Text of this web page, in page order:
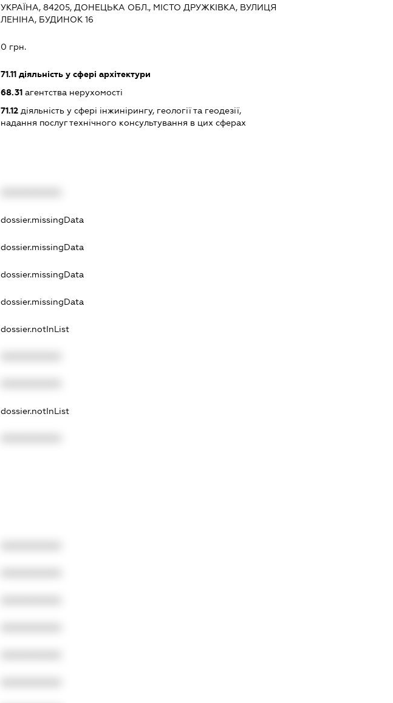
УКРАЇНА, 84205, ДОНЕЦЬКА ОБЛ., МІСТО ДРУЖКІВКА, ВУЛИЦЯ
ЛЕНІНА, БУДИНОК 16
0 грн.
71.11діяльність у сфері архітектури
68.31агентства нерухомості
71.12діяльність у сфері інжинірингу, геології та геодезії,
надання послуг технічного консультування в цих сферах
dossier.missingData
dossier.missingData
dossier.missingData
dossier.missingData
dossier.notInList
dossier.notInList